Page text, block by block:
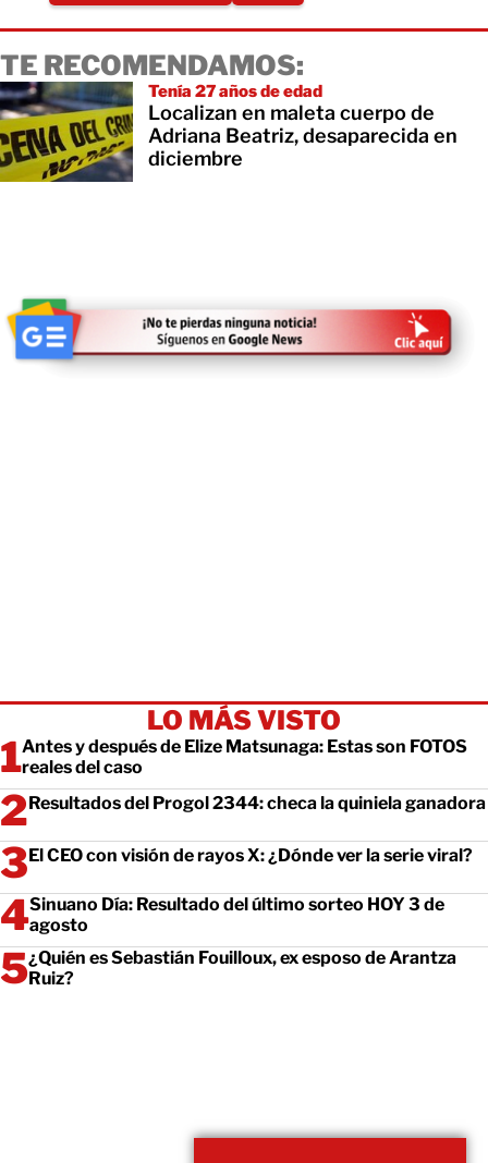
TE RECOMENDAMOS:
Tenía 27 años de edad
Localizan en maleta cuerpo de
Adriana Beatriz, desaparecida en
diciembre
LO MÁS VISTO
Antes y después de Elize Matsunaga: Estas son FOTOS
reales del caso
Resultados del Progol 2344: checa la quiniela ganadora
El CEO con visión de rayos X: ¿Dónde ver la serie viral?
Sinuano Día: Resultado del último sorteo HOY 3 de
agosto
¿Quién es Sebastián Fouilloux, ex esposo de Arantza
Ruiz?